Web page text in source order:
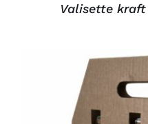
Valisette